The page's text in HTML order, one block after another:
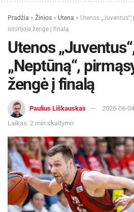
Pradžia » Žinios » Utena » Utenos
istorijoje žengė į finalą
Utenos
„Neptūną“,
žengė į finalą
Paulius Liškauskas
2026-06-04
Laikas: 2 min skaitymo